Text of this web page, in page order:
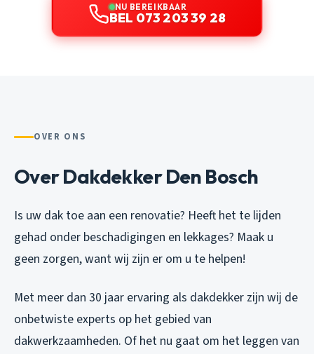
NU BEREIKBAAR
BEL 073 203 39 28
OVER ONS
Over Dakdekker Den Bosch
Is uw dak toe aan een renovatie? Heeft het te lijden
gehad onder beschadigingen en lekkages? Maak u
geen zorgen, want wij zijn er om u te helpen!
Met meer dan 30 jaar ervaring als dakdekker zijn wij de
onbetwiste experts op het gebied van
dakwerkzaamheden. Of het nu gaat om het leggen van